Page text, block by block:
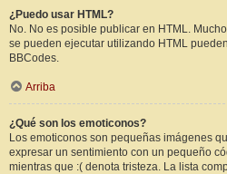
¿Puedo usar HTML?
No. No es posible publicar en HTML.
se pueden ejecutar utilizando HTML
BBCodes.
Arriba
¿Qué son los emoticonos?
Los emoticonos son pequeñas imágenes
expresar un sentimiento con un pequeño
mientras que :( denota tristeza. La lista